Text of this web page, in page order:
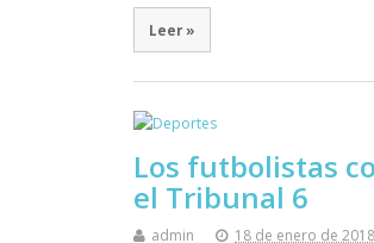
Leer »
Los futbolistas
el Tribunal 6
admin 18 de enero de 2018